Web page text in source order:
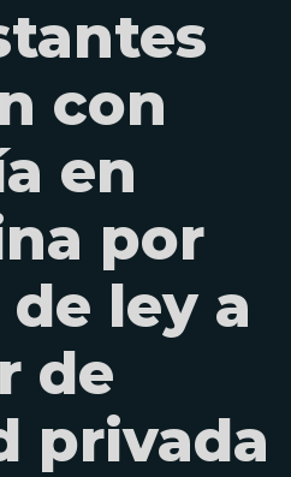
con
en
por
ley a
de
privada